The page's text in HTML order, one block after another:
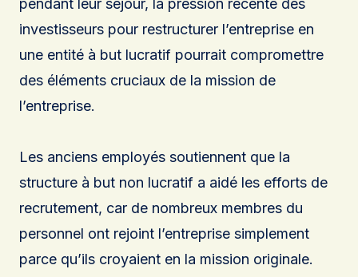
pendant leur séjour, la pression récente des
investisseurs pour restructurer l’entreprise en
une entité à but lucratif pourrait compromettre
des éléments cruciaux de la mission de
l’entreprise.
Les anciens employés soutiennent que la
structure à but non lucratif a aidé les efforts de
recrutement, car de nombreux membres du
personnel ont rejoint l’entreprise simplement
parce qu’ils croyaient en la mission originale.